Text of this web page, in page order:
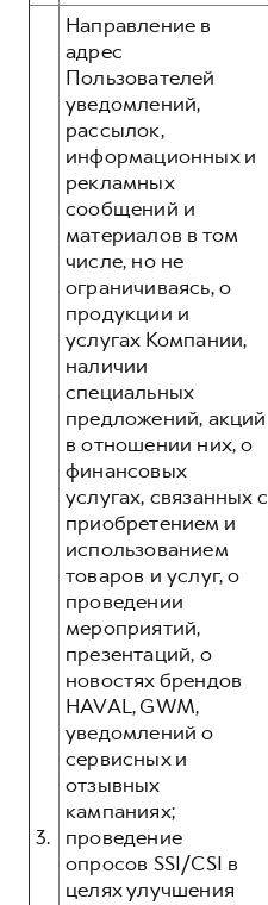
3.
Направление в
адрес
Пользователей
уведомлений,
рассылок,
информационных и
рекламных
сообщений и
материалов в том
числе, но не
ограничиваясь, о
продукции и
услугах Компании,
наличии
специальных
предложений, акций
в отношении них, о
финансовых
услугах, связанных с
приобретением и
использованием
товаров и услуг, о
проведении
мероприятий,
презентаций, о
новостях брендов
HAVAL, GWM,
уведомлений о
сервисных и
отзывных
кампаниях;
проведение
опросов SSI/CSI в
целях улучшения